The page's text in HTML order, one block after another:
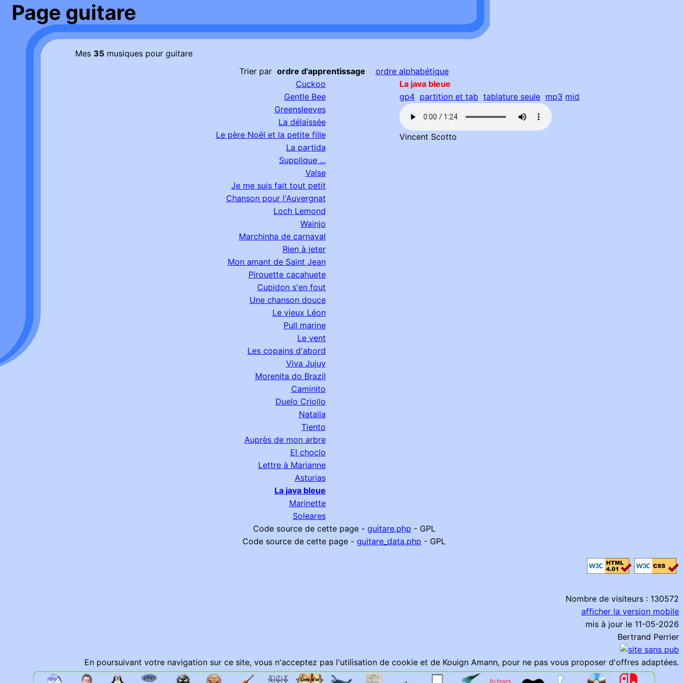
Page guitare
Mes 35 musiques pour guitare
Trier par ordre d'apprentissage
ordre alphabétique
La java bleue
gp4 partition et tab tablature seule mp3 mid
Vincent Scotto
Cuckoo
Gentle Bee
Greensleeves
La délaissée
Le père Noël et la petite fille
La partida
Supplique ...
Valse
Je me suis fait tout petit
Chanson pour l'Auvergnat
Loch Lemond
Wainjo
Marchinha de carnaval
Rien à jeter
Mon amant de Saint Jean
Pirouette cacahuete
Cupidon s'en fout
Une chanson douce
Le vieux Léon
Pull marine
Le vent
Les copains d'abord
Viva Jujuy
Morenita do Brazil
Caminito
Duelo Criollo
Natalia
Tiento
Auprès de mon arbre
El choclo
Lettre à Marianne
Asturias
La java bleue
Marinette
Soleares
Code source de cette page - guitare.php - GPL
Code source de cette page - guitare_data.php - GPL
Nombre de visiteurs : 130572
afficher la version mobile
mis à jour le 11-05-2026
Bertrand Perrier
En poursuivant votre navigation sur ce site, vous n'acceptez pas l'utilisation de cookie et de Kouign Amann, pour ne pas vous proposer d'offres adaptées.